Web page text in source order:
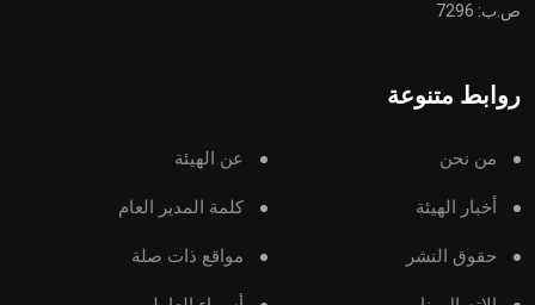
ص.ب: 7296
روابط متنوعة
من نحن عن الهيئة
أخبار الهيئة كلمة المدير العام
حقوق النشر مواقع ذات صلة